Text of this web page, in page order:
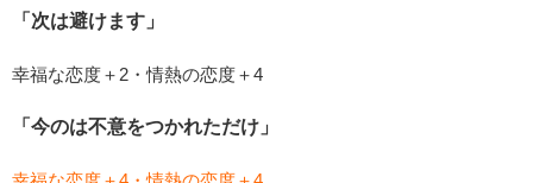
「次は避けます」
幸福な恋度＋2・情熱の恋度＋4
「今のは不意をつかれただけ」